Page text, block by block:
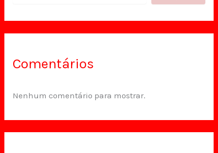
Comentários
Nenhum comentário para mostrar.